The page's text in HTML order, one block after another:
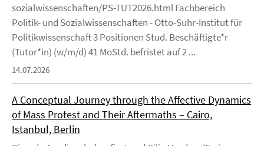
sozialwissenschaften/PS-TUT2026.html Fachbereich
Politik- und Sozialwissenschaften - Otto-Suhr-Institut für
Politikwissenschaft 3 Positionen Stud. Beschäftigte*r
(Tutor*in) (w/m/d) 41 MoStd. befristet auf 2 ...
14.07.2026
A Conceptual Journey through the Affective Dynamics
of Mass Protest and Their Aftermaths – Cairo,
Istanbul, Berlin